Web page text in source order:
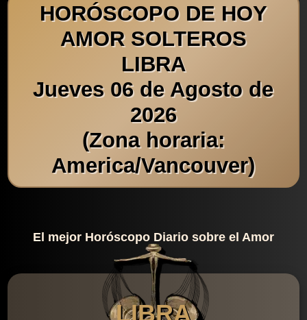
HORÓSCOPO DE HOY
AMOR SOLTEROS
LIBRA
Jueves 06 de Agosto de
2026
(Zona horaria:
America/Vancouver)
El mejor Horóscopo Diario sobre el Amor
LIBRA